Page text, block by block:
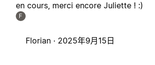
en cours, merci encore Juliette ! :)
F
Florian · 2025年9月15日